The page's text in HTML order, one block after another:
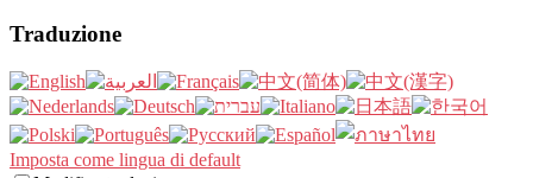
Traduzione
Imposta come lingua di default